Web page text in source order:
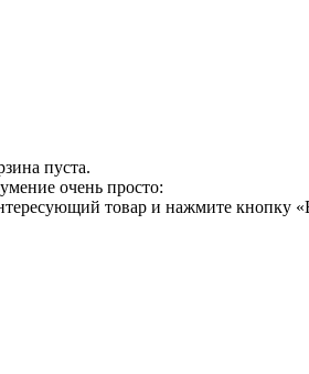
пуста.
очень просто:
товар и нажмите кнопку